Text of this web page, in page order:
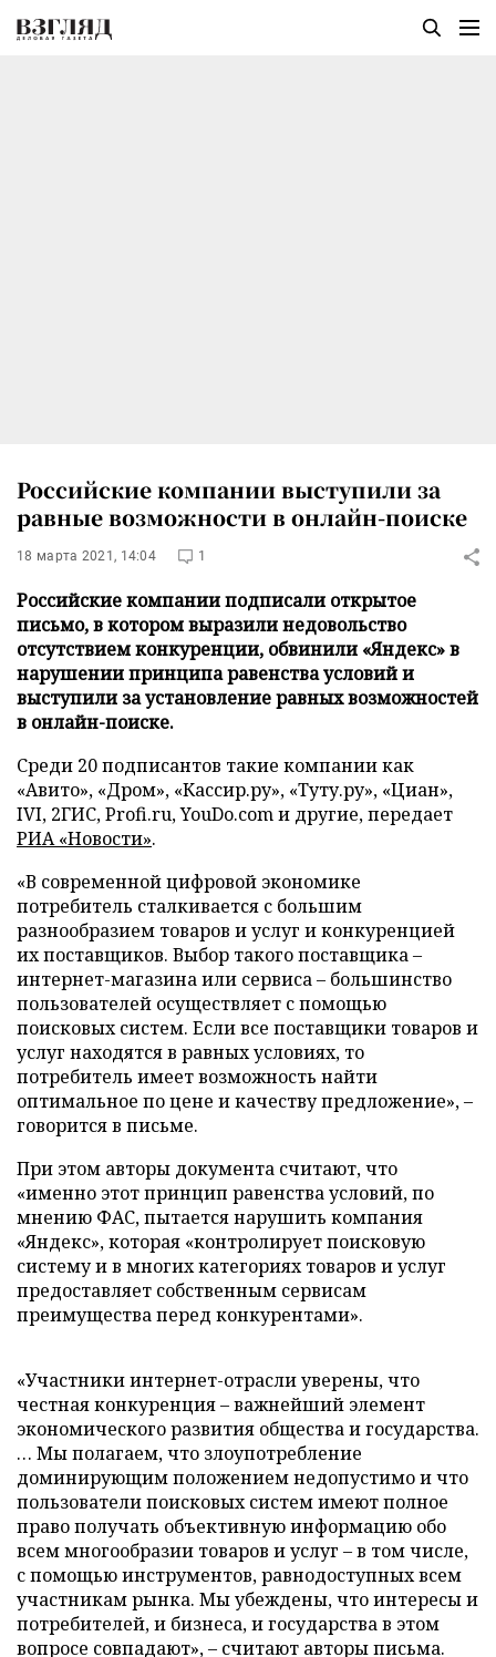
Российские компании выступили за
равные возможности в онлайн-поиске
18 марта 2021, 14:04 1
Российские компании подписали открытое
письмо, в котором выразили недовольство
отсутствием конкуренции, обвинили «Яндекс» в
нарушении принципа равенства условий и
выступили за установление равных возможностей
в онлайн-поиске.
Среди 20 подписантов такие компании как
«Авито», «Дром», «Кассир.ру», «Туту.ру», «Циан»,
IVI, 2ГИС, Profi.ru, YouDo.com и другие, передает
РИА «Новости».
«В современной цифровой экономике
потребитель сталкивается с большим
разнообразием товаров и услуг и конкуренцией
их поставщиков. Выбор такого поставщика –
интернет-магазина или сервиса – большинство
пользователей осуществляет с помощью
поисковых систем. Если все поставщики товаров и
услуг находятся в равных условиях, то
потребитель имеет возможность найти
оптимальное по цене и качеству предложение», –
говорится в письме.
При этом авторы документа считают, что
«именно этот принцип равенства условий, по
мнению ФАС, пытается нарушить компания
«Яндекс», которая «контролирует поисковую
систему и в многих категориях товаров и услуг
предоставляет собственным сервисам
преимущества перед конкурентами».
«Участники интернет-отрасли уверены, что
честная конкуренция – важнейший элемент
экономического развития общества и государства.
… Мы полагаем, что злоупотребление
доминирующим положением недопустимо и что
пользователи поисковых систем имеют полное
право получать объективную информацию обо
всем многообразии товаров и услуг – в том числе,
с помощью инструментов, равнодоступных всем
участникам рынка. Мы убеждены, что интересы и
потребителей, и бизнеса, и государства в этом
вопросе совпадают», – считают авторы письма.